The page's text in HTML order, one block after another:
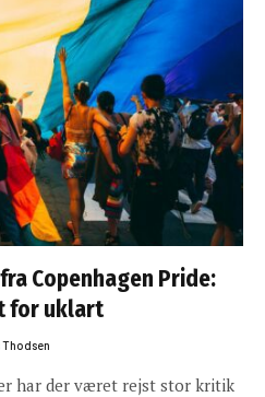
Copenhagen Pride:
for uklart
Thodsen
har der været rejst stor kritik